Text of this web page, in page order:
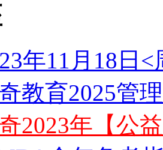
年11月18日
教育2025管
2023年【公